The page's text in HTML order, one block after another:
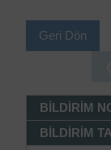
Geri Dön
BİLDİRİM
BİLDİRİM